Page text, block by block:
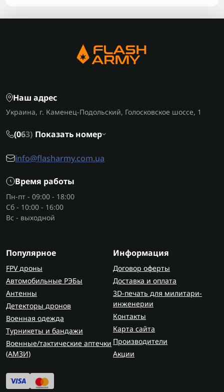
Наш адрес
Украина, г. Каменец-Подольский, Голосковское шоссе, 1
(063) Показать номер
info@flasharmy.com.ua
Время работы
Пн-пт - 09:00 - 18:00
Сб - 10:00 - 16:00
Вс - выходной
Популярное
FPV дроны
Автомобильные РЭБы
Антенны
Детекторы дронов
Военная одежда
Турникеты и бандажи
Военные/тактические аптечки
(AMЗИ)
Информация
Договор оферты
Доставка и оплата
3D-печать для милитари-
инженерии
Контакты
Карта сайта
Производители
Акции